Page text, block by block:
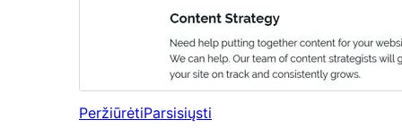
PeržiūrėtiParsisiųsti